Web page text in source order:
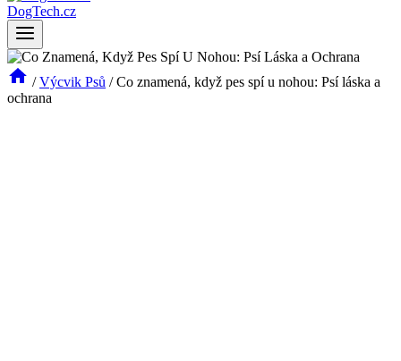
DogTech.cz
/ Výcvik Psů / Co znamená, když pes spí u nohou: Psí láska a
ochrana